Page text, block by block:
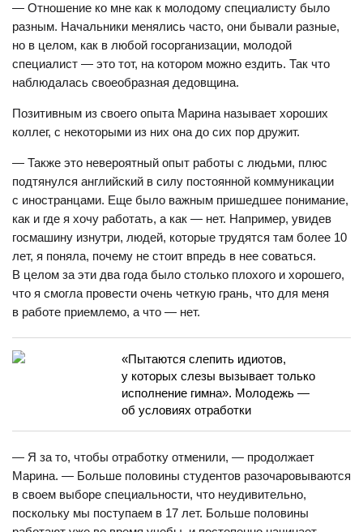
— Отношение ко мне как к молодому специалисту было
разным. Начальники менялись часто, они бывали разные,
но в целом, как в любой госорганизации, молодой
специалист — это тот, на котором можно ездить. Так что
наблюдалась своеобразная дедовщина.
Позитивным из своего опыта Марина называет хороших
коллег, с некоторыми из них она до сих пор дружит.
— Также это невероятный опыт работы с людьми, плюс
подтянулся английский в силу постоянной коммуникации
с иностранцами. Еще было важным пришедшее понимание,
как и где я хочу работать, а как — нет. Например, увидев
госмашину изнутри, людей, которые трудятся там более 10
лет, я поняла, почему не стоит впредь в нее соваться.
В целом за эти два года было столько плохого и хорошего,
что я смогла провести очень четкую грань, что для меня
в работе приемлемо, а что — нет.
«Пытаются слепить идиотов,
у которых слезы вызывает только
исполнение гимна». Молодежь —
об условиях отработки
— Я за то, чтобы отработку отменили, — продолжает
Марина. — Больше половины студентов разочаровываются
в своем выборе специальности, что неудивительно,
поскольку мы поступаем в 17 лет. Больше половины